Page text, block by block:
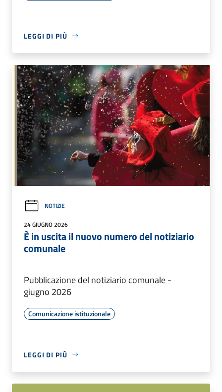
LEGGI DI PIÙ
NOTIZIE
24 GIUGNO 2026
È in uscita il nuovo numero del notiziario
comunale
Pubblicazione del notiziario comunale -
giugno 2026
Comunicazione istituzionale
LEGGI DI PIÙ